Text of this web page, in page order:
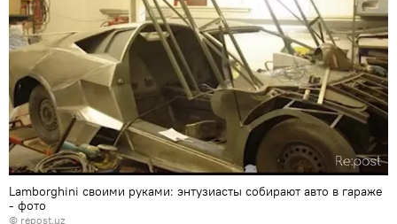
Lamborghini своими руками: энтузиасты собирают авто в гараже
- фото
© repost.uz